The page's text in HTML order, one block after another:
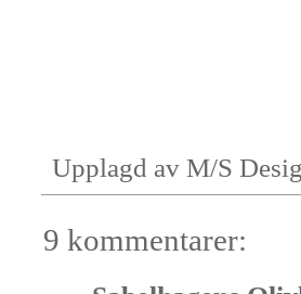
Upplagd av M/S
9 kommentarer: